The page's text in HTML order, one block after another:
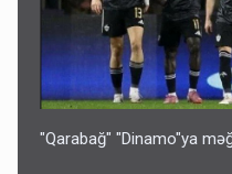
"Qarabağ" "Dinamo"ya